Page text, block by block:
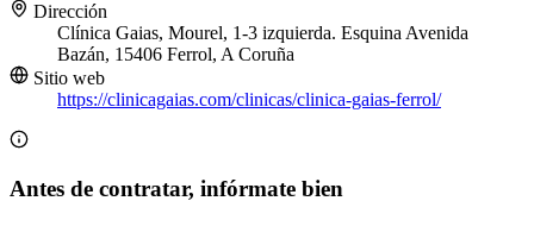
Dirección
Clínica Gaias, Mourel, 1-3 izquierda. Esquina Avenida
Bazán, 15406 Ferrol, A Coruña
Sitio web
https://clinicagaias.com/clinicas/clinica-gaias-ferrol/
Antes de contratar, infórmate bien